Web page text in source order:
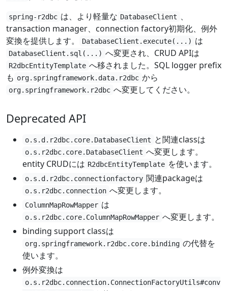
spring-r2dbc は、より軽量な DatabaseClient 、
transaction manager、connection factory初期化、例外
変換を提供します。
DatabaseClient.execute(...) は
DatabaseClient.sql(...) へ変更され、CRUD APIは
R2dbcEntityTemplate へ移されました。SQL logger prefix
も org.springframework.data.r2dbc から
org.springframework.r2dbc へ変更してください。
Deprecated API
o.s.d.r2dbc.core.DatabaseClient と関連classは
o.s.r2dbc.core.DatabaseClient へ変更します。
entity CRUDには R2dbcEntityTemplate を使います。
o.s.d.r2dbc.connectionfactory 関連packageは
o.s.r2dbc.connection へ変更します。
ColumnMapRowMapper は
o.s.r2dbc.core.ColumnMapRowMapper へ変更します。
binding support classは
org.springframework.r2dbc.core.binding の代替を
使います。
例外変換は
o.s.r2dbc.connection.ConnectionFactoryUtils#conv